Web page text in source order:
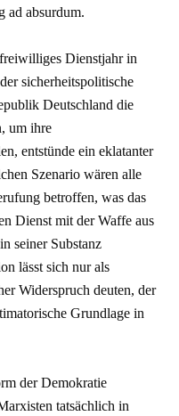
ad absurdum.
Dienstjahr in
sicherheitspolitische
Deutschland die
um ihre
entstünde ein eklatanter
Szenario wären alle
betroffen, was das
Dienst mit der Waffe aus
seiner Substanz
lässt sich nur als
Widerspruch deuten, der
Grundlage in
der Demokratie
tatsächlich in